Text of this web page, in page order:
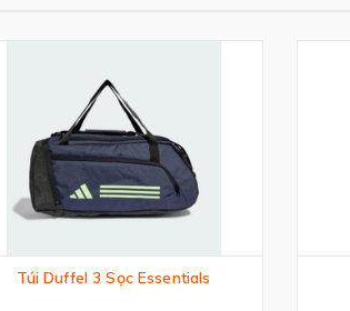
Túi Duffel 3 Sọc Essentials